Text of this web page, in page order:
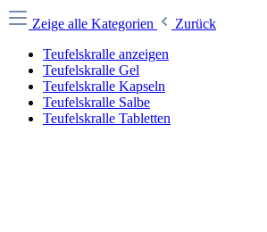
Zeige alle Kategorien
Zurück
Teufelskralle anzeigen
Teufelskralle Gel
Teufelskralle Kapseln
Teufelskralle Salbe
Teufelskralle Tabletten